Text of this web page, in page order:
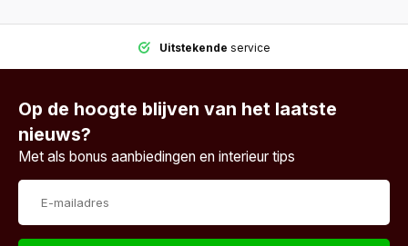
Uitstekende service
Op de hoogte blijven van het laatste
nieuws?
Met als bonus aanbiedingen en interieur tips